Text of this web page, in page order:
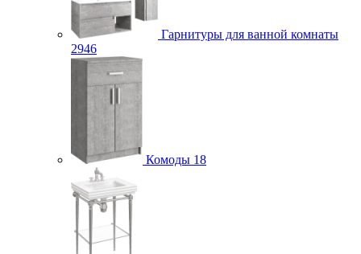
Гарнитуры для ванной комнаты
2946
Комоды 18